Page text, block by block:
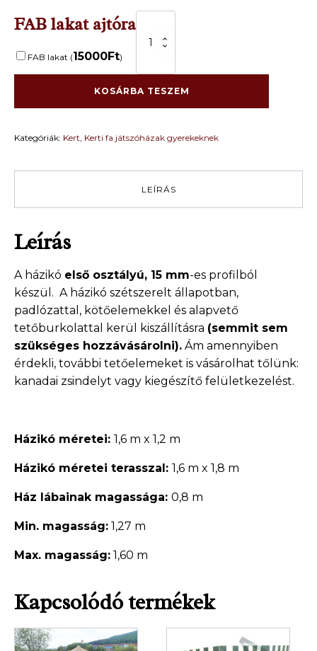
FAB lakat ajtóra
FAB lakat (15000Ft)
játszóház
gyerekek
BRUNO
1,6
m
KOSÁRBA TESZEM
Kategóriák: Kert, Kerti fa játszóházak gyerekeknek
LEÍRÁS
Leírás
A házikó első osztályú, 15 mm-es profilból
készül. A házikó szétszerelt állapotban,
padlózattal, kötőelemekkel és alapvető
tetőburkolattal kerül kiszállításra (semmit sem
szükséges hozzávásárolni). Ám amennyiben
érdekli, további tetőelemeket is vásárolhat tőlünk:
kanadai zsindelyt vagy kiegészítő felületkezelést.
Házikó méretei: 1,6 m x 1,2 m
Házikó méretei terasszal: 1,6 m x 1,8 m
Ház lábainak magassága: 0,8 m
Min. magasság: 1,27 m
Max. magasság: 1,60 m
Kapcsolódó termékek